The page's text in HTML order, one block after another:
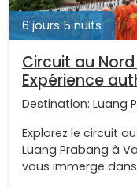
6 jours 5 nuits
Circuit au
Expérience
Destination: Luang
Explorez le circuit
Luang Prabang à
vous immerge